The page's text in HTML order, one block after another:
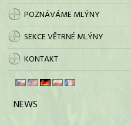
POZNÁVÁME MLÝNY
SEKCE VĚTRNÉ MLÝNY
KONTAKT
NEWS